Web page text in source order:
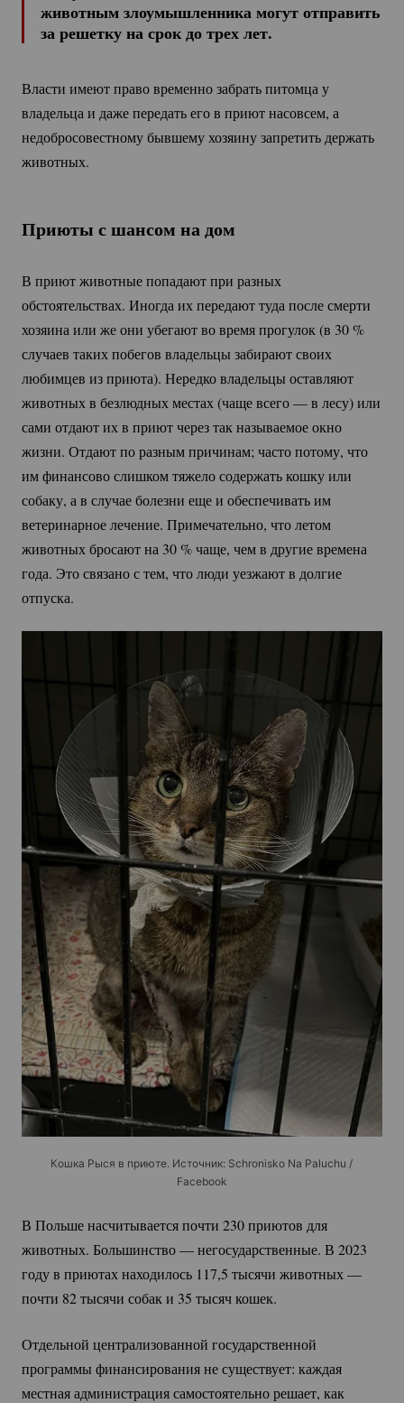
животным злоумышленника могут отправить
за решетку на срок до трех лет.
Власти имеют право временно забрать питомца у
владельца и даже передать его в приют насовсем, а
недобросовестному бывшему хозяину запретить держать
животных.
Приюты с шансом на дом
В приют животные попадают при разных
обстоятельствах. Иногда их передают туда после смерти
хозяина или же они убегают во время прогулок (в 30 %
случаев таких побегов владельцы забирают своих
любимцев из приюта). Нередко владельцы оставляют
животных в безлюдных местах (чаще всего — в лесу) или
сами отдают их в приют через так называемое окно
жизни. Отдают по разным причинам; часто потому, что
им финансово слишком тяжело содержать кошку или
собаку, а в случае болезни еще и обеспечивать им
ветеринарное лечение. Примечательно, что летом
животных бросают на 30 %чаще, чем в другие времена
года. Это связано с тем, что люди уезжают в долгие
отпуска.
Кошка Рыся в приюте. Источник: Schronisko Na Paluchu /
Facebook
В Польше насчитывается почти 230 приютов для
животных. Большинство — негосударственные. В 2023
году в приютах находилось 117,5 тысячи животных —
почти 82 тысячи собак и 35 тысяч кошек.
Отдельной централизованной государственной
программы финансирования не существует: каждая
местная администрация самостоятельно решает, как